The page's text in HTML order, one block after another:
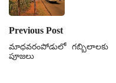
Previous Post
మాధవరంపోడులో గబ్బిలాలకు
పూజలు